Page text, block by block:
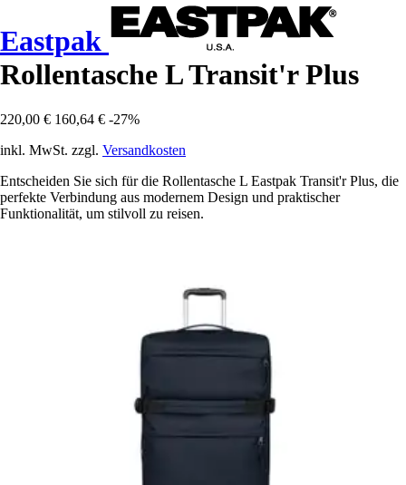
Eastpak
Rollentasche L Transit'r Plus
220,00 € 160,64 € -27%
inkl. MwSt. zzgl. Versandkosten
Entscheiden Sie sich für die Rollentasche L Eastpak Transit'r Plus, die
perfekte Verbindung aus modernem Design und praktischer
Funktionalität, um stilvoll zu reisen.